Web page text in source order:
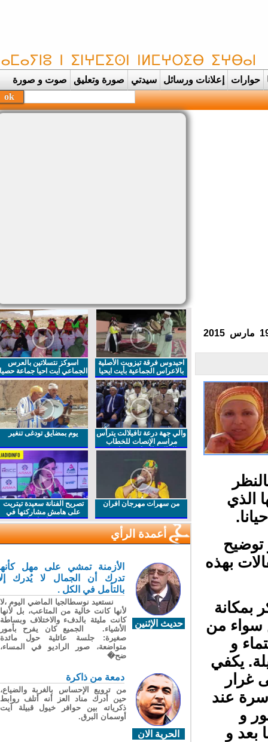
حوارات إعلانات ورسائل سيدتي صورة وتعليق صوت و صورة
الذي
بهذه
سواء من
و
يكفي
غرار
عند
و
بعد و
احيدوس فرقة تيزويت الأصلية
بالاعراس الجماعية بأيت ايحيا
اسوكز نتسلاتين بالعرس
الجماعي ايت احيا جماعة حصيا
والي جهة درعة تافيلالت يترأس
مراسم الإنصات للخطاب
الملكي السامي بمناسبة
يوم بمضايق تودغى تنغير
من سهرات مهرجان افران
تصريح الفنانة سعيدة تيتريت
على هامش مشاركتها في
مهرجان افران
أعمدة الرأي
حديث الإثنين
الأزمنة تمشي على مهل كأنها
تدرك أن الجمال لا يُدرك إلا
بالتأمل في الكل .
نستعيد نوسطالجيا الماضي اليوم ،لا
لأنها كانت خالية من المتاعب، بل لأنها
كانت مليئة بالدفء والاختلاف وبساطة
الأشياء. الجميع كان يفرح بأمور
صغيرة: جلسة عائلية حول مائدة
متواضعة، صور الراديو في المساء،
ضح�
الحرية الان
دمعة من ذاكرة
من ترويع الإحساس بالغربة والضياع،
حين أدرك مناد العز أنه أتلف روابط
ذكرياته بين حوافر خيول قبيلة آيت
أوسمان البرق.